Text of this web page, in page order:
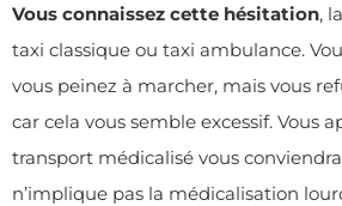
Vous connaissez cette hésitation,
taxi classique ou taxi ambulance.
vous peinez à marcher, mais vous
car cela vous semble excessif. Vous
transport médicalisé vous
n’implique pas la médicalisation